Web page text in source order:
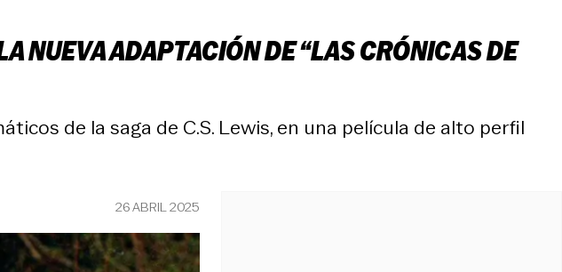
NUEVA ADAPTACIÓN DE “LAS CRÓNICAS DE
de la saga de C.S. Lewis, en una película de alto perfil
26 ABRIL 2025